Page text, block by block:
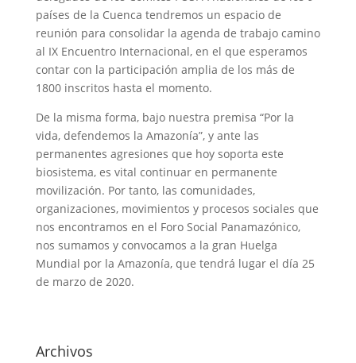
países de la Cuenca tendremos un espacio de
reunión para consolidar la agenda de trabajo camino
al IX Encuentro Internacional, en el que esperamos
contar con la participación amplia de los más de
1800 inscritos hasta el momento.
De la misma forma, bajo nuestra premisa “Por la
vida, defendemos la Amazonía”, y ante las
permanentes agresiones que hoy soporta este
biosistema, es vital continuar en permanente
movilización. Por tanto, las comunidades,
organizaciones, movimientos y procesos sociales que
nos encontramos en el Foro Social Panamazónico,
nos sumamos y convocamos a la gran Huelga
Mundial por la Amazonía, que tendrá lugar el día 25
de marzo de 2020.
Archivos